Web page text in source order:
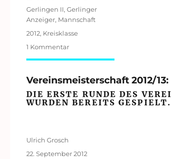
Kategorien
Gerlingen II, Gerlinger
Anzeiger, Mannschaft
Schlagwörter
2012, Kreisklasse
1 Kommentarzu
Mitte
Runde
Vereinsmeisterschaft 2012/13:
DIE ERSTE RUNDE DES
WURDEN BEREITS
Autor
Ulrich Grosch
Veröffentlicht
22. September 2012